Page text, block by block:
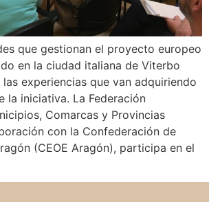
que gestionan el proyecto europeo
en la ciudad italiana de Viterbo
experiencias que van adquiriendo
la iniciativa. La Federación
Comarcas y Provincias
con la Confederación de
(CEOE Aragón), participa en el